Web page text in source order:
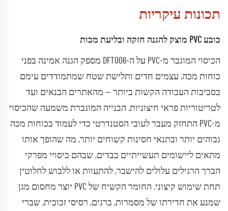
תכונות עיקריות
כובע PVC מוצק להגנה חזקה ובליעת מכות
הכיסוי המוגבר מ-PVC על ה-DFT006 מספק הגנה אמינה בפני
כוחות מכה, עצמים חדים ותלישת שטח שמתמודדים עימם
בסביבות העבודה הקשות ביותר — מהאתרים הבנאים ועד
לטריטוריות פראי חיצוניות. הבנייה המוגברת משמעה שהכיסוי
מ-PVC התחזק מעבר לעובי הסטנדרטי כדי לעמוד בכוחות מכה
גבוהים יותר ובתנאי חסינות קשוחים יותר, מה שהופך אותו
מתאים ליישומים תעשייתיים כבדים, שבהם כיסויי מפרקי
הברך הרגילים עלולים להישבר, להתעוות או ללבוש לחלוטין
תחת שימוש קיצוני. החומר הקשיח של PVC יוצר מחסום מגן
שמנע את חדירתו של מסמרות, ברגים, רסיסי זכוכית, שברי